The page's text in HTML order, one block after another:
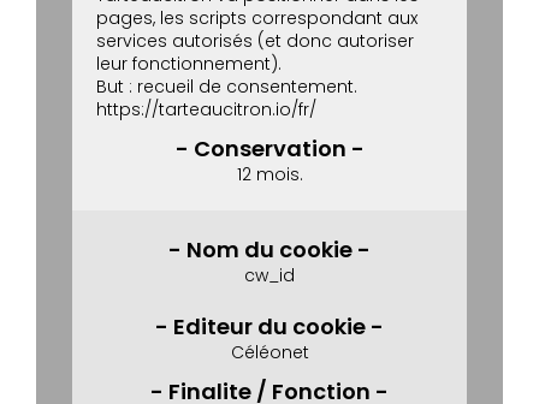
pages, les scripts correspondant aux
services autorisés (et donc autoriser
leur fonctionnement).
But : recueil de consentement.
https://tarteaucitron.io/fr/
12 mois.
cw_id
Céléonet